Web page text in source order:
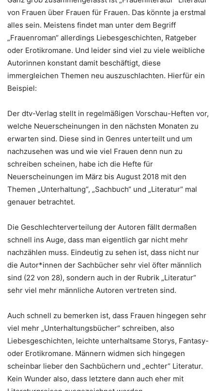
von Frauen über Frauen für Frauen. Das könnte ja erstmal
alles sein. Meistens findet man unter dem Begriff
„Frauenroman“ allerdings Liebesgeschichten, Ratgeber
oder Erotikromane. Und leider sind viel zu viele weibliche
Autorinnen konstant damit beschäftigt, diese
immergleichen Themen neu auszuschlachten. Hierfür ein
Beispiel:
Der dtv-Verlag stellt in regelmäßigen Vorschau-Heften vor,
welche Neuerscheinungen in den nächsten Monaten zu
erwarten sind. Diese sind in Genres unterteilt und um
nachzusehen was und wie viel Frauen denn nun zu
schreiben scheinen, habe ich die Hefte für
Neuerscheinungen im März bis August 2018 mit den
Themen „Unterhaltung“, „Sachbuch“ und „Literatur“ mal
genauer betrachtet.
Die Geschlechterverteilung der Autoren fällt dermaßen
schnell ins Auge, dass man eigentlich gar nicht mehr
nachzählen muss. Eindeutig zu sehen ist, dass nicht nur
die Autor*innen der Sachbücher sehr viel öfter männlich
sind (22 von 28), sondern auch in der Rubrik „Literatur“
sehr viel mehr männliche Autoren vertreten sind.
Auch schnell zu bemerken ist, dass Frauen hingegen sehr
viel mehr „Unterhaltungsbücher“ schreiben, also
Liebesgeschichten, leichte unterhaltsame Storys, Fantasy-
oder Erotikromane. Männern widmen sich hingegen
scheinbar lieber den Sachbüchern und „echter“ Literatur.
Kein Wunder also, dass letztere dann auch eher mit